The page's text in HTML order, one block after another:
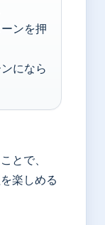
ンを押
になら
とで、
楽しめる